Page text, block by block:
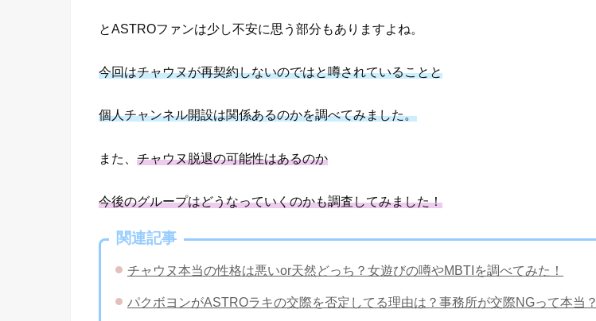
とASTROファンは少し不安に思う部分もありますよね。
今回はチャウヌが再契約しないのではと噂されていることと
個人チャンネル開設は関係あるのかを調べてみました。
また、 チャウヌ脱退の可能性はあるのか
今後のグループはどうなっていくのかも調査してみました！
関連記事
チャウヌ本当の性格は悪いor天然どっち？女遊びの噂やMBTIを調べてみた！
パクボヨンがASTROラキの交際を否定してる理由は？事務所が交際NGって本当？